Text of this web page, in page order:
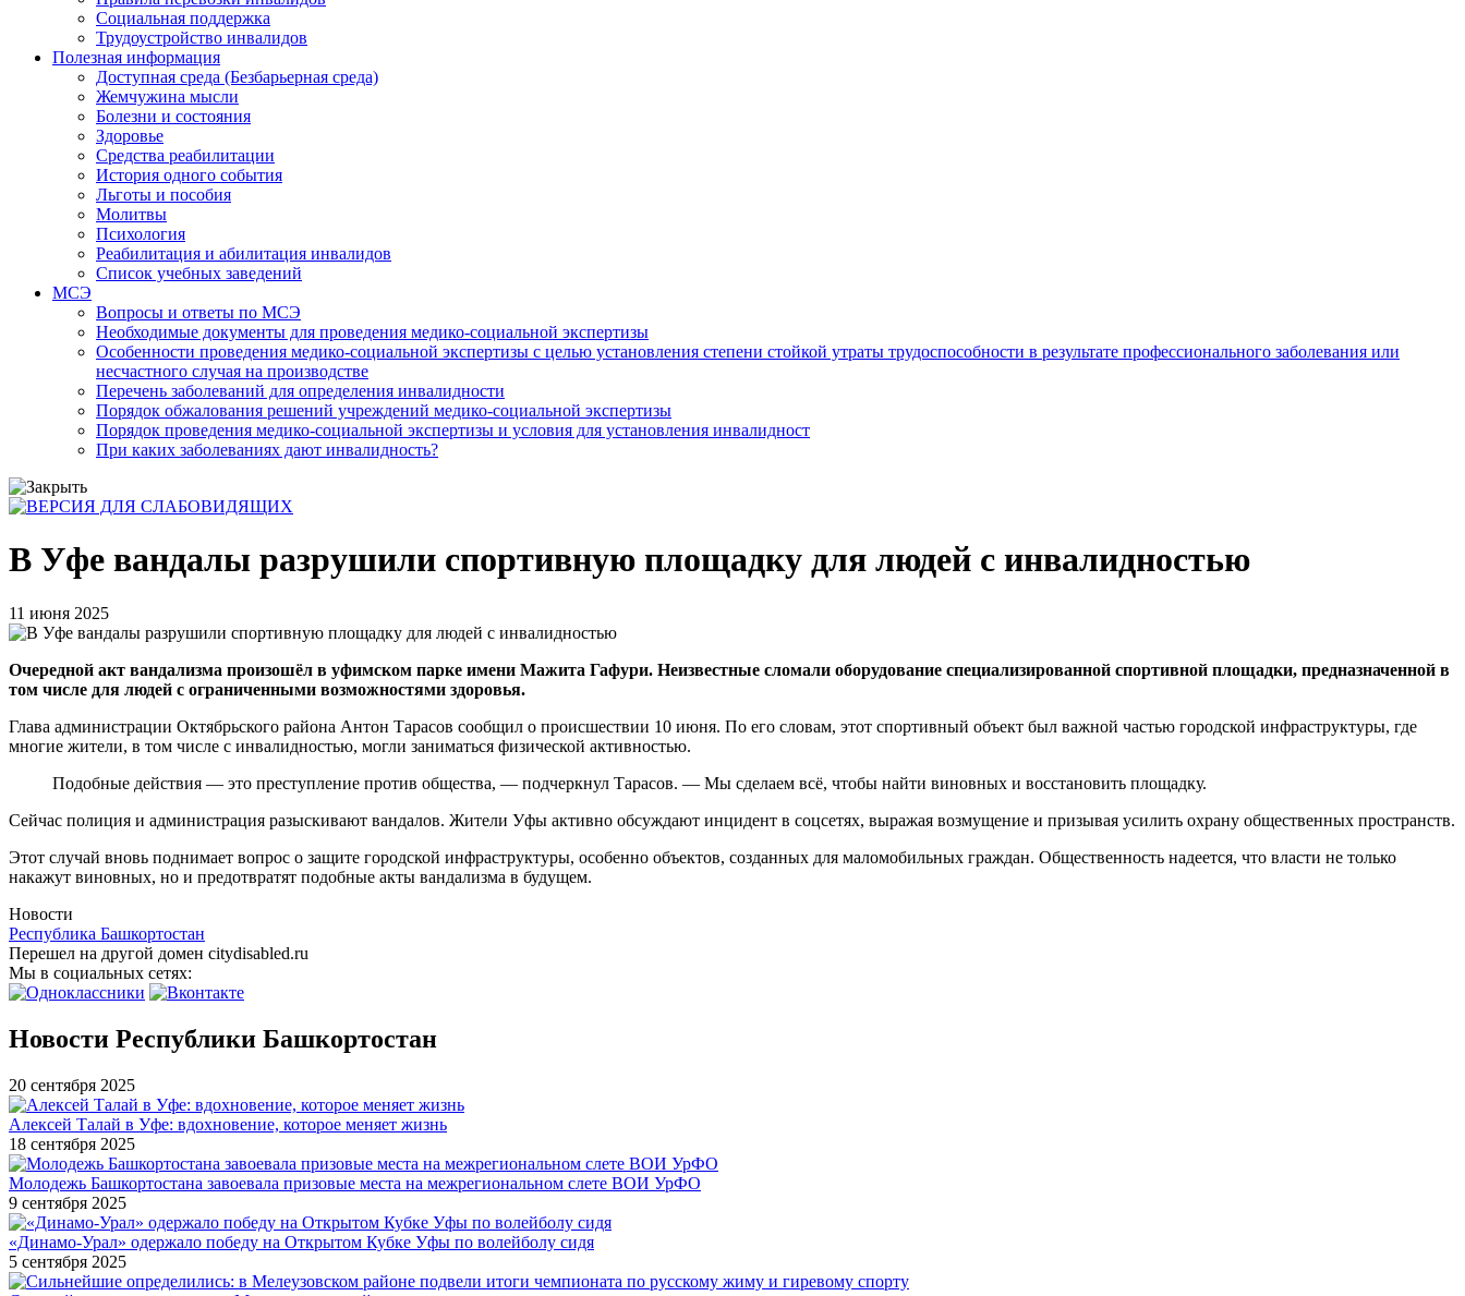
Социальная поддержка
Трудоустройство инвалидов
Полезная информация
Доступная среда (Безбарьерная среда)
Жемчужина мысли
Болезни и состояния
Здоровье
Средства реабилитации
История одного события
Льготы и пособия
Молитвы
Психология
Реабилитация и абилитация инвалидов
Список учебных заведений
МСЭ
Вопросы и ответы по МСЭ
Необходимые документы для проведения медико-социальной экспертизы
Особенности проведения медико-социальной экспертизы с целью установления степени стойкой утраты трудоспособности в результате профессионального заболевания или
несчастного случая на производстве
Перечень заболеваний для определения инвалидности
Порядок обжалования решений учреждений медико-социальной экспертизы
Порядок проведения медико-социальной экспертизы и условия для установления инвалидност
При каких заболеваниях дают инвалидность?
В Уфе вандалы разрушили спортивную площадку для людей с инвалидностью
11 июня 2025
Очередной акт вандализма произошёл в уфимском парке имени Мажита Гафури. Неизвестные сломали оборудование специализированной спортивной площадки, предназначенной в
том числе для людей с ограниченными возможностями здоровья.
Глава администрации Октябрьского района Антон Тарасов сообщил о происшествии 10 июня. По его словам, этот спортивный объект был важной частью городской инфраструктуры, где
многие жители, в том числе с инвалидностью, могли заниматься физической активностью.
Подобные действия — это преступление против общества, — подчеркнул Тарасов. — Мы сделаем всё, чтобы найти виновных и восстановить площадку.
Сейчас полиция и администрация разыскивают вандалов. Жители Уфы активно обсуждают инцидент в соцсетях, выражая возмущение и призывая усилить охрану общественных пространств.
Этот случай вновь поднимает вопрос о защите городской инфраструктуры, особенно объектов, созданных для маломобильных граждан. Общественность надеется, что власти не только
накажут виновных, но и предотвратят подобные акты вандализма в будущем.
Новости
Республика Башкортостан
Перешел на другой домен citydisabled.ru
Мы в социальных сетях:
Новости Республики Башкортостан
20 сентября 2025
Алексей Талай в Уфе: вдохновение, которое меняет жизнь
18 сентября 2025
Молодежь Башкортостана завоевала призовые места на межрегиональном слете ВОИ УрФО
9 сентября 2025
«Динамо-Урал» одержало победу на Открытом Кубке Уфы по волейболу сидя
5 сентября 2025